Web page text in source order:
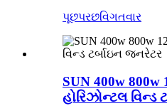
પૂછપરછવિગતવાર
SUN 400w 800w
હોરિઝોન્ટલ વિન્ડ